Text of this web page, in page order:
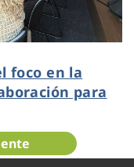
foco en la
para